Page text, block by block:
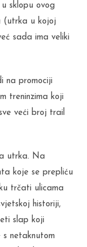
sklopu ovog
(utrka u kojoj
sada ima veliki
na promociji
treninzima koji
veći broj trail
utrka. Na
koje se prepliću
trčati ulicama
historiji,
slap koji
netaknutom